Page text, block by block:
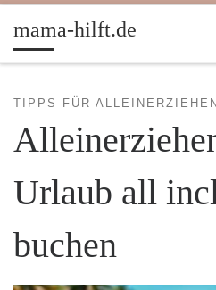
Zum Inhalt springen
mama-hilft.de
TIPPS FÜR
Urlaub all
buchen